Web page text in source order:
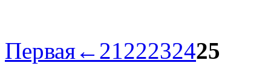
Первая← 2122232425